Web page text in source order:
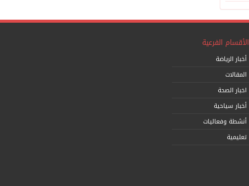
الأقسام الفرعية
أخبار الرياضة
المقالات
اخبار الصحة
أخبار سياحية
أنشطة وفعاليات
تعليمية